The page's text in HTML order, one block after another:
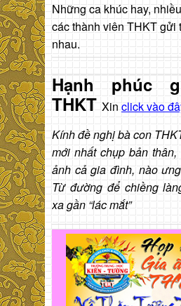
Những ca khúc hay,
các thành viên THKT gửi
nhau.
Hạnh phúc
THKT Xin click vào
Kính đề nghị bà con
mới nhất chụp bản
ảnh cả gia đình, nào
Từ đường để chiềng
xa gần “lác mắt”